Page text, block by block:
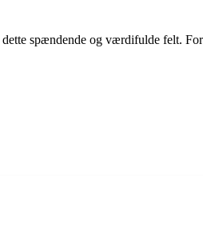
spændende og værdifulde felt.